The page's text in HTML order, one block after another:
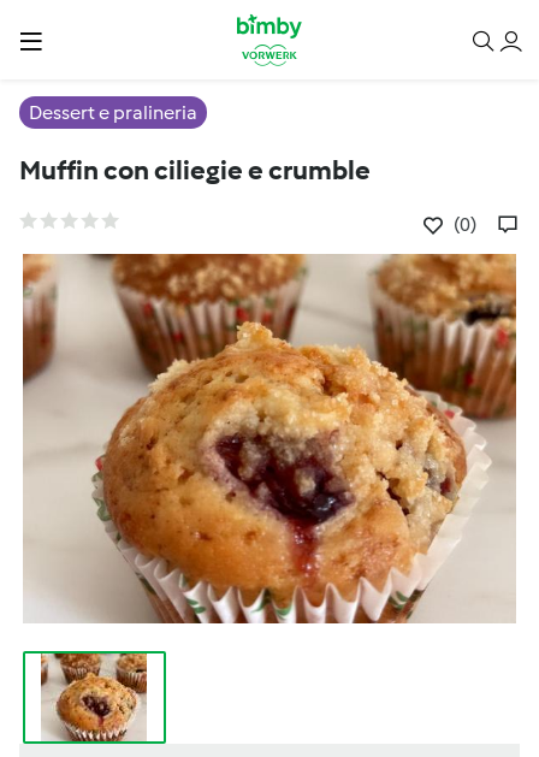
Dessert e pralineria
Muffin con ciliegie e crumble
(0)